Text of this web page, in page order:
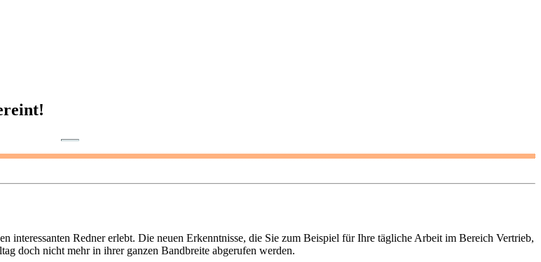
interessanten Redner erlebt. Die neuen Erkenntnisse, die Sie zum Beispiel für Ihre tägliche Arbeit im Bereich Vertrieb,
doch nicht mehr in ihrer ganzen Bandbreite abgerufen werden.